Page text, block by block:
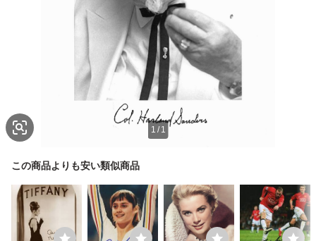
1 / 1
この商品よりも安い類似商品